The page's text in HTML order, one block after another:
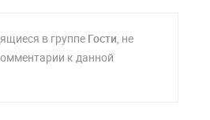
в группе Гости, не
к данной